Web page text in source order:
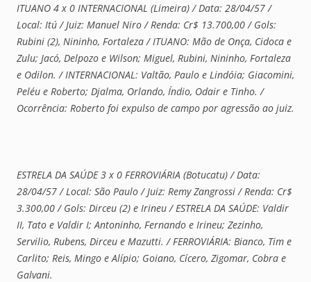
ITUANO 4 x 0 INTERNACIONAL (Limeira) / Data: 28/04/57 /
Local: Itú / Juiz: Manuel Niro / Renda: Cr$ 13.700,00 / Gols:
Rubini (2), Nininho, Fortaleza / ITUANO: Mão de Onça, Cidoca e
Zulu; Jacó, Delpozo e Wilson; Miguel, Rubini, Nininho, Fortaleza
e Odilon. / INTERNACIONAL: Valtão, Paulo e Lindóia; Giacomini,
Peléu e Roberto; Djalma, Orlando, Índio, Odair e Tinho. /
Ocorrência: Roberto foi expulso de campo por agressão ao juiz.
ESTRELA DA SAÚDE 3 x 0 FERROVIÁRIA (Botucatu) / Data:
28/04/57 / Local: São Paulo / Juiz: Remy Zangrossi / Renda: Cr$
3.300,00 / Gols: Dirceu (2) e Irineu / ESTRELA DA SAÚDE: Valdir
II, Tato e Valdir I; Antoninho, Fernando e Irineu; Zezinho,
Servilio, Rubens, Dirceu e Mazutti. / FERROVIÁRIA: Bianco, Tim e
Carlito; Reis, Mingo e Alípio; Goiano, Cícero, Zigomar, Cobra e
Galvani.